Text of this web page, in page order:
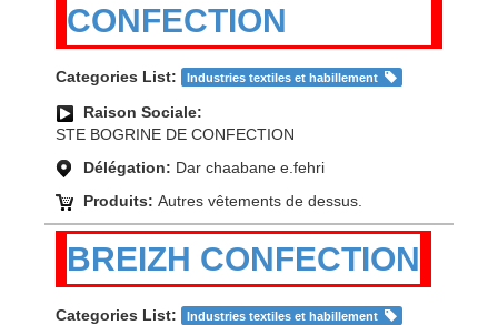
CONFECTION
Categories List: Industries textiles et habillement
Raison Sociale:
STE BOGRINE DE CONFECTION
Délégation: Dar chaabane e.fehri
Produits: Autres vêtements de dessus.
BREIZH CONFECTION
Categories List: Industries textiles et habillement